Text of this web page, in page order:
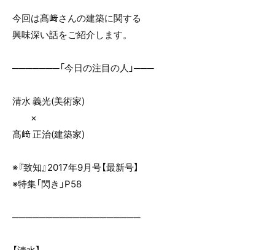
k
今回は髙﨑さんの建築に関する
興味深い話をご紹介します。
───────「今日の注目の人」───
清水 義光(美術家)
×
髙﨑 正治(建築家)
※『致知』2017年9月号【最新号】
※特集「閃き」P58
───────────────────